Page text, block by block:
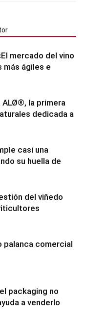
mercado del vino
más ágiles e
ALØ®, la primera
dedicada a
casi una
su huella de
del viñedo
palanca comercial
packaging no
a venderlo